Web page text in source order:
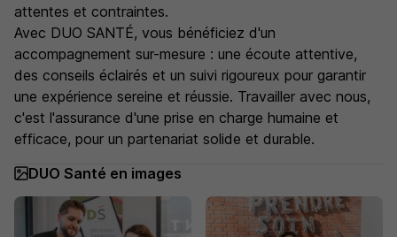
attentes et contraintes.
Avec DUO SANTÉ, vous bénéficiez d'un
accompagnement sur-mesure : une écoute attentive,
des conseils éclairés et un suivi rigoureux pour garantir
une expérience sereine et réussie. Travailler avec nous,
c'est l'assurance d'une prise en charge humaine et
efficace, pour un partenariat solide et durable.
DUO Santé en images